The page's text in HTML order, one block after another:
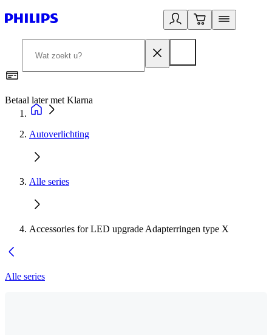
Betaal later met Klarna
Autoverlichting
Alle series
Accessories for LED upgrade Adapterringen type X
Alle series